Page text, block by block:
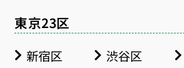
東京23区
新宿区 渋谷区